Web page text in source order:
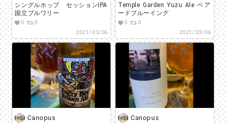
シングルホップ セッションIPA
国立ブルワリー
0
0
2021/03/06
Temple Garden Yuzu Ale ベア
ードブルーイング
0
0
2021/03/06
Canopus Canopus